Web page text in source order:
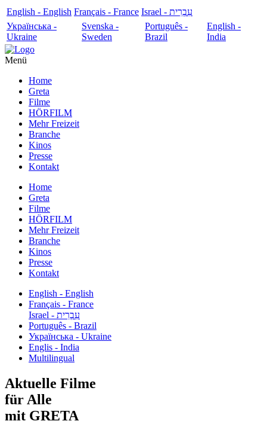
English - English Français - France
עִבְרִית - Israel
Українська -
Ukraine
Svenska -
Sweden
Português -
Brazil
English -
India
Menü
Home
Greta
Filme
HÖRFILM
Mehr Freizeit
Branche
Kinos
Presse
Kontakt
Home
Greta
Filme
HÖRFILM
Mehr Freizeit
Branche
Kinos
Presse
Kontakt
English - English
Français - France
עִבְרִית - Israel
Português - Brazil
Українська - Ukraine
Englis - India
Multilingual
Aktuelle Filme
für Alle
mit GRETA